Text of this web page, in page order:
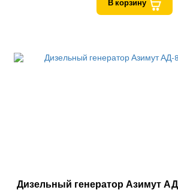
В корзину
Дизельный генератор Азимут